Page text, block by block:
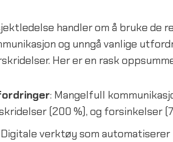
handler om å bruke de
og unngå vanlige
Her er en rask
: Mangelfull
(200 %), og forsinkelser
Digitale verktøy som